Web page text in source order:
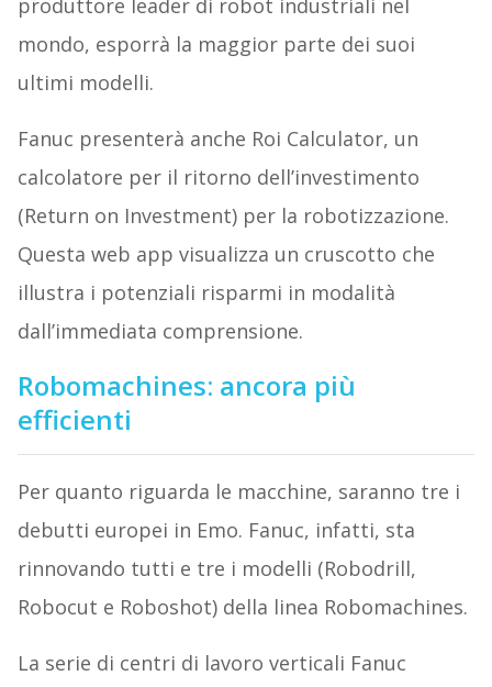
produttore leader di robot industriali nel
mondo, esporrà la maggior parte dei suoi
ultimi modelli.
Fanuc presenterà anche Roi Calculator, un
calcolatore per il ritorno dell’investimento
(Return on Investment) per la robotizzazione.
Questa web app visualizza un cruscotto che
illustra i potenziali risparmi in modalità
dall’immediata comprensione.
Robomachines: ancora più
efficienti
Per quanto riguarda le macchine, saranno tre i
debutti europei in Emo. Fanuc, infatti, sta
rinnovando tutti e tre i modelli (Robodrill,
Robocut e Roboshot) della linea Robomachines.
La serie di centri di lavoro verticali Fanuc